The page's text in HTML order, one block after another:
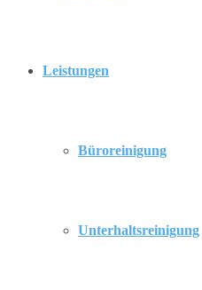
Leistungen
Büroreinigung
Unterhaltsreinigung